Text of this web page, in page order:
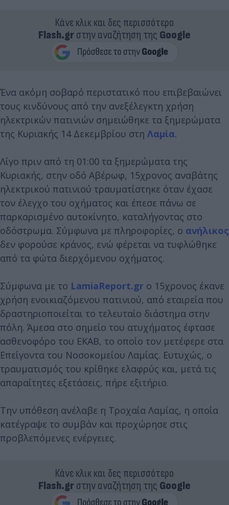
Κάνε κλικ και δες περισσότερο
Flash.grστην αναζήτηση της Google
Ένα ακόμη σοβαρό περιστατικό που επιβεβαιώνει
τους κινδύνους από την ανεξέλεγκτη χρήση
ηλεκτρικών πατινιών σημειώθηκε τα ξημερώματα
της Κυριακής 14 Δεκεμβρίου στη Λαμία.
Λίγο πριν από τη 01:00 τα ξημερώματα της
Κυριακής, στην οδό Αβέρωφ, 15χρονος αναβάτης
ηλεκτρικού πατινιού τραυματίστηκε όταν έχασε
τον έλεγχο του οχήματος και έπεσε πάνω σε
παρκαρισμένο αυτοκίνητο, καταλήγοντας στο
οδόστρωμα. Σύμφωνα με πληροφορίες, ο ανήλικος
δεν φορούσε κράνος, ενώ φέρεται να τυφλώθηκε
από τα φώτα διερχόμενου οχήματος.
Σύμφωνα με το LamiaReport.gr ο 15χρονος έκανε
χρήση ενοικιαζόμενου πατινιού, από εταιρεία που
δραστηριοποιείται το τελευταίο διάστημα στην
πόλη. Άμεσα στο σημείο του ατυχήματος έφτασε
ασθενοφόρο του ΕΚΑΒ, το οποίο τον μετέφερε στα
Επείγοντα του Νοσοκομείου Λαμίας. Ευτυχώς, ο
τραυματισμός του κρίθηκε ελαφρύς και, μετά τις
απαραίτητες εξετάσεις, πήρε εξιτήριο.
Την υπόθεση ανέλαβε η Τροχαία Λαμίας, η οποία
κατέγραψε το συμβάν και προχώρησε στις
προβλεπόμενες ενέργειες.
Κάνε κλικ και δες περισσότερο
Flash.grστην αναζήτηση της Google